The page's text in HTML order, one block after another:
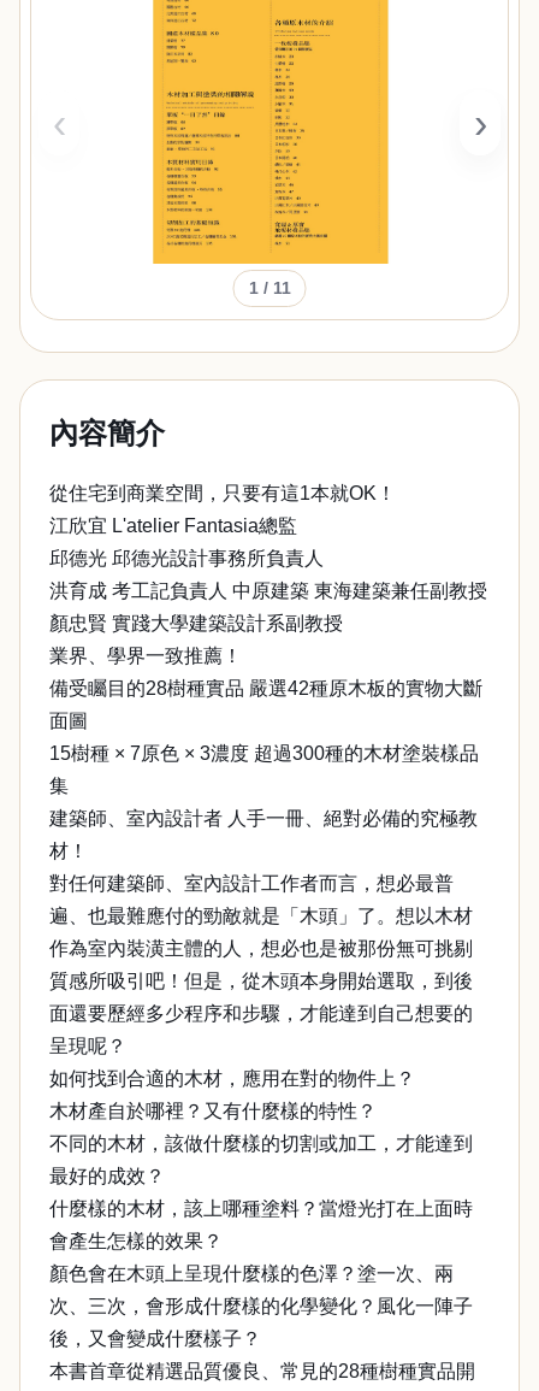
‹ ›
1/ 11
內容簡介
從住宅到商業空間，只要有這1本就OK！
江欣宜 L'atelier Fantasia總監
邱德光 邱德光設計事務所負責人
洪育成 考工記負責人 中原建築 東海建築兼任副教授
顏忠賢 實踐大學建築設計系副教授
業界、學界一致推薦！
備受矚目的28樹種實品 嚴選42種原木板的實物大斷
面圖
15樹種 × 7原色 × 3濃度 超過300種的木材塗裝樣品
集
建築師、室內設計者 人手一冊、絕對必備的究極教
材！
對任何建築師、室內設計工作者而言，想必最普
遍、也最難應付的勁敵就是「木頭」了。想以木材
作為室內裝潢主體的人，想必也是被那份無可挑剔
質感所吸引吧！但是，從木頭本身開始選取，到後
面還要歷經多少程序和步驟，才能達到自己想要的
呈現呢？
如何找到合適的木材，應用在對的物件上？
木材產自於哪裡？又有什麼樣的特性？
不同的木材，該做什麼樣的切割或加工，才能達到
最好的成效？
什麼樣的木材，該上哪種塗料？當燈光打在上面時
會產生怎樣的效果？
顏色會在木頭上呈現什麼樣的色澤？塗一次、兩
次、三次，會形成什麼樣的化學變化？風化一陣子
後，又會變成什麼樣子？
本書首章從精選品質優良、常見的28種樹種實品開